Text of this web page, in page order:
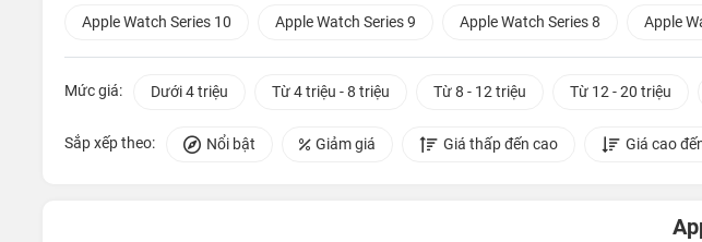
Apple Watch Series 10 Apple Watch Series 9 Apple Watch Series 8 Apple
Mức giá: Dưới 4 triệu Từ 4 triệu - 8 triệu Từ 8 - 12 triệu Từ 12 - 20 triệu
Sắp xếp theo: Nổi bật Giảm giá Giá thấp đến cao Giá cao